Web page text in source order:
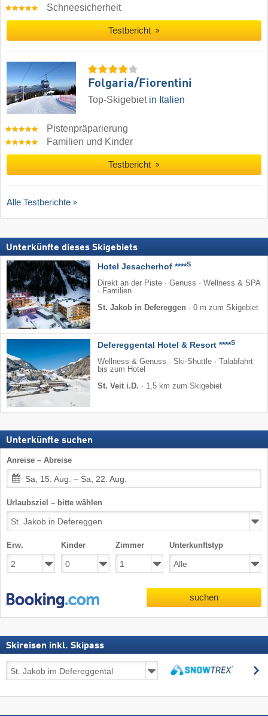
Schneesicherheit
Testbericht
Folgaria/​Fiorentini
Top-Skigebiet in Italien
Pistenpräparierung
Familien und Kinder
Testbericht
Alle Testberichte
Unterkünfte dieses Skigebiets
Hotel Jesacherhof ****S
Direkt an der Piste · Genuss · Wellness & SPA
· Familien
St. Jakob in Defereggen · 0 m zum Skigebiet
Defereggental Hotel & Resort ****S
Wellness & Genuss · Ski-Shuttle · Talabfahrt
bis zum Hotel
St. Veit i.D. · 1,5 km zum Skigebiet
Unterkünfte suchen
Anreise – Abreise
Sa, 15. Aug. – Sa, 22. Aug.
Urlaubsziel – bitte wählen
Erw. Kinder Zimmer Unterkunftstyp
suchen
Skireisen inkl. Skipass
inkl.